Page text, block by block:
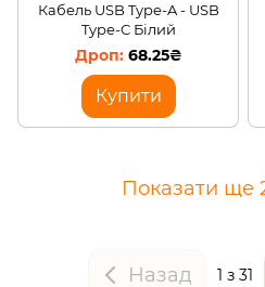
Кабель USB Type-A - USB
Type-C Білий
68.25₴
Купити
Показати ще
Назад 1 з 31